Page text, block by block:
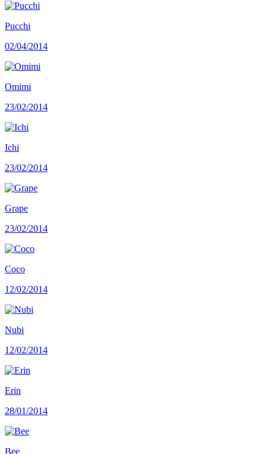
Pucchi
02/04/2014
Omimi
23/02/2014
Ichi
23/02/2014
Grape
23/02/2014
Coco
12/02/2014
Nubi
12/02/2014
Erin
28/01/2014
Bee